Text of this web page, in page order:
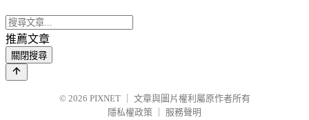
推薦文章
關閉搜尋
© 2026 PIXNET
文章與圖片權利屬原作者所有
隱私權政策
服務聲明